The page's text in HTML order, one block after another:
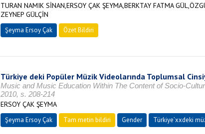
TURAN NAMIK SİNAN,ERSOY ÇAK ŞEYMA,BERKTAY FATMA
ZEYNEP GÜLÇİN
Şeyma Ersoy Çak Özet Bildiri
Türkiye deki Popüler Müzik Videolarında Toplumsal
Music and Music Education Within The Content of Socio-
2010, s. 208-214
ERSOY ÇAK ŞEYMA
Şeyma Ersoy Çak Tam metin bildiri Gender Türkiye’xxdeki